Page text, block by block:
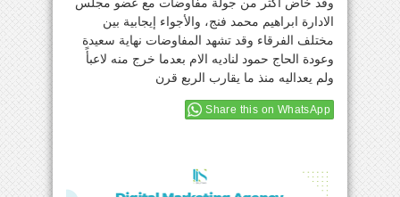
وقد خاض اكثر من جولة مفاوضات مع عضو مجلس
الادارة ابراهيم محمد فنج، والأجواء إيجابية بين
مختلف الفرقاء وقد تشهد المفاوضات نهاية سعيدة
وعودة الحاج حمود لناديه الام بعدما خرج منه لاعبأً
ولم يعداليه منذ ما يقارب الربع قرن
Share this on WhatsApp